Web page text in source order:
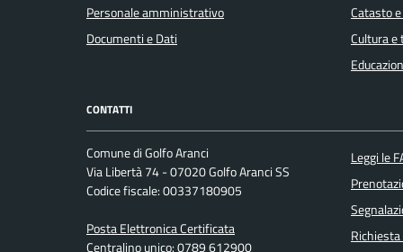
Personale amministrativo
Documenti e Dati
Catasto
Cultura e
CONTATTI
Comune di Golfo Aranci
Via Libertà 74 - 07020 Golfo Aranci SS
Codice fiscale: 00337180905
Posta Elettronica Certificata
Centralino unico: 0789 612900
Leggi le